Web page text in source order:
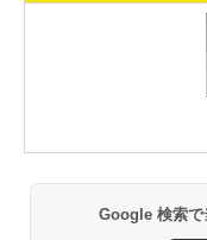
Google 検索で